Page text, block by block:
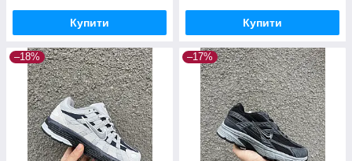
Купити Купити
–18% –17%